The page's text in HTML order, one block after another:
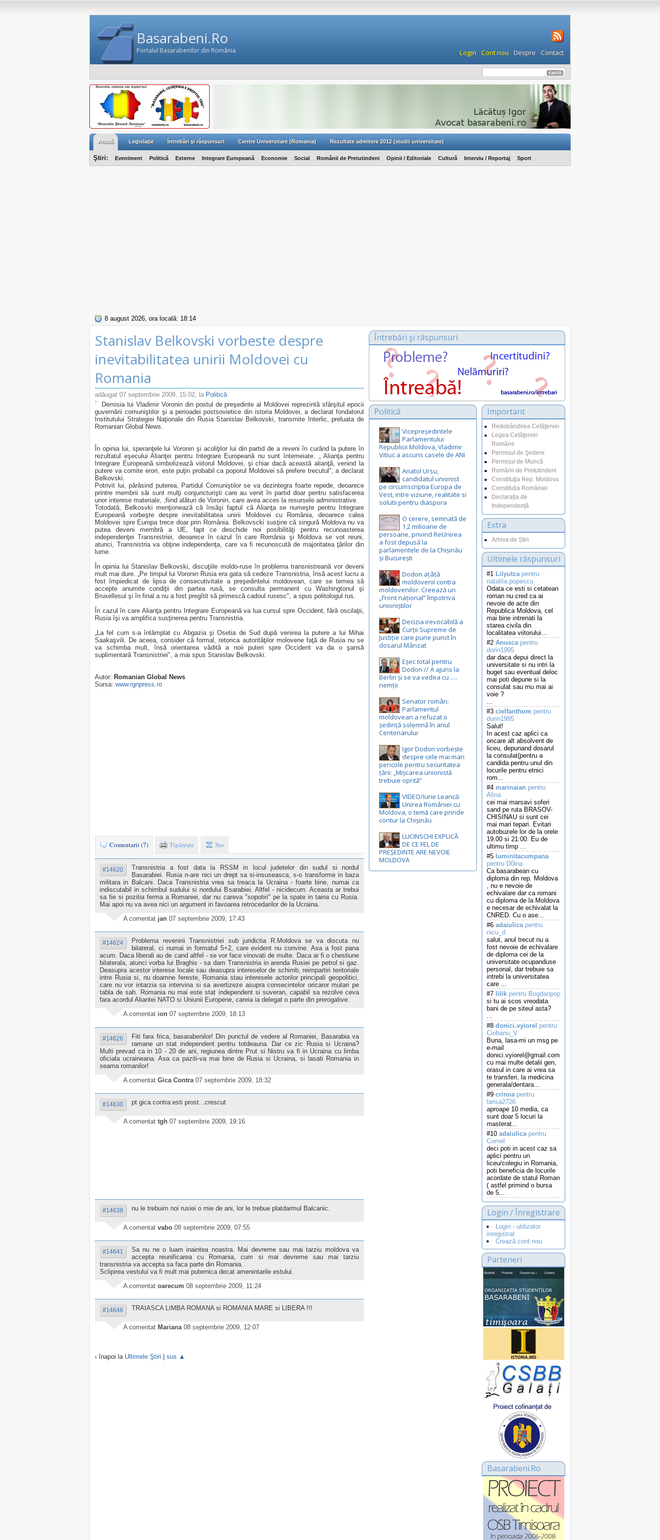
Basarabeni.Ro
Portalul Basarabenilor din România Login Cont nou Despre Contact
Acasă Legislaţie Întrebări şi răspunsuri Centre Universitare (Romania) Rezultate admitere 2012 (studii universitare)
Ştiri: Eveniment Politică Externe Integrare Europeană Economie Social Românii de Pretutindeni Opinii / Editoriale Cultură Interviu / Reportaj Sport
8 august 2026, ora locală: 18:14
Stanislav Belkovski vorbeste despre
inevitabilitatea unirii Moldovei cu
Romania
adăugat 07 septembrie 2009, 15:02, la Politică
Demisia lui Vladimir Voronin din postul de preşedinte al Moldovei reprezintă sfârşitul epocii
guvernării comuniştilor şi a perioadei postsovietice din istoria Moldovei, a declarat fondatorul
Institutului Strategiei Naţionale din Rusia Stanislav Belkovski, transmite Interlic, preluata de
Romanian Global News.
În opinia lui, speranţele lui Voronin şi acoliţilor lui din partid de a reveni în curând la putere în
rezultatul eşecului Alianţei pentru Integrare Europeană nu sunt întemeiate. „ Alianţa pentru
Integrare Europeană simbolizează viitorul Moldovei, şi chiar dacă această alianţă, venind la
putere va comite erori, este puţin probabil ca poporul Moldovei să prefere trecutul", a declarat
Belkovski.
Potrivit lui, părăsind puterea, Partidul Comuniştilor se va dezintegra foarte repede, deoarece
printre membrii săi sunt mulţi conjuncturişti care au venit în partid doar pentru satisfacerea
unor interese materiale, ,fiind alături de Voronin, care avea acces la resursele administrative.
Totodată, Belkosvki menţionează că însăşi faptul că Alianţa se numeşte pentru Integrare
Europeană vorbeşte despre inevitabilitatea unirii Moldovei cu România, deoarece calea
Moldovei spre Europa trece doar prin România. Belkovscki susţine că singură Moldova nu va
putea deveni membră a UE, fapt ce deschide noi posibilităţi pentru recunoasterea
independenţei Transnistriei, deoarece în cazul în care România şi Moldova se vot reuni,
atunci, Transnistria va obţine independenţa, care va fi recunoscută de majoritatea ţărilor din
lume.
În opinia lui Stanislav Belkovski, discuţiile moldo-ruse în problema transnistreană vor deveni
mult mai dure. „Pe timpul lui Voronin Rusia era gata să cedeze Transnistria, însă acest lucru a
fost împiedicat de lipsa de consecutivitate a preşedintelui moldovean, care se temea să
accepte anumite condiţii din partea rusă, se consulta permanent cu Washingtonul şi
Bruxellesul şi în final a nu a fost pregîtit să primescă cadoul rusesc", a spus politologul rus.
În cazul în care Alianţa pentru Integrare Europeană va lua cursul spre Occident, fără oscilaţii,
Rusia îşi va amplifica susţinerea pentru Transnistria.
„La fel cum s-a întâmplat cu Abgazia şi Osetia de Sud după venirea la putere a lui Mihai
Saakaşvili. De aceea, consider că formal, retorica autorităţilor molovene faţă de Rusia nu se
va schimba mult, însă orientarea vădită a noii puteri spre Occident va da o şansă
suplimentară Transnistriei", a mai spus Stanislav Belkovski.
Autor: Romanian Global News
Sursa: www.rgnpress.ro
Comentarii (7) Tipăreşte Sus
#14620
Transnistria a fost data la RSSM in locul judetelor din sudul si nordul
Basarabiei. Rusia n-are nici un drept sa si-insuseasca, s-o transforme in baza
militara in Balcani. Daca Transnistria vrea sa treaca la Ucraina - foarte bine, numai ca
indiscutabil in schimbul sudului si nordului Bsarabiei. Altfel - nicidecum. Aceasta ar trebui
sa fie si pozitia ferma a Romaniei, dar nu careva "sopotiri" pe la spate in taina cu Rusia.
Mai apoi nu va avea nici un argument in favoarea retrocedarilor de la Ucraina.
A comentat jan 07 septembrie 2009, 17:43
#14624
Problema revenirii Transnistriei sub juridictia R.Moldova se va discuta nu
bilateral, ci numai in formatul 5+2, care evident nu convine. Asa a fost pana
acum. Daca liberali au de cand altfel - se vor face vinovati de multe. Daca ar fi o chestiune
bilaterala, atunci vorba lui Braghis - sa dam Transnistria in arenda Rusiei pe petrol si gaz.
Deasupra acestor interese locale sau deasupra intereselor de schimb, reimpartiri teritoriale
intre Rusia si, nu doamne fereste, Romania stau interesele actorilor principali geopolitici,
care nu vor intarzia sa intervina si sa avertizeze asupra consecintelor oricaror mutari pe
tabla de sah. Romania nu mai este stat independent si suveran, capabil sa rezolve ceva
fara acordul Aliantei NATO si Uniunii Europene, careia ia delegat o parte din prerogative.
A comentat ion 07 septembrie 2009, 18:13
#14626
Fiti fara frica, basarabenilor! Din punctul de vedere al Romaniei, Basarabia va
ramane un stat independent pentru totdeauna. Dar ce zic Rusia si Ucraina?
Multi prevad ca in 10 - 20 de ani, regiunea dintre Prut si Nistru va fi in Ucraina cu limba
oficiala ucraineana. Asa ca paziti-va mai bine de Rusia si Ucraina, si lasati Romania in
seama romanilor!
A comentat Gica Contra 07 septembrie 2009, 18:32
#14630 pt gica contra:esti prost...crescut
A comentat tgh 07 septembrie 2009, 19:16
#14638 nu le trebuim noi rusiei o mie de ani, lor le trebue platdarmul Balcanic.
A comentat vabo 08 septembrie 2009, 07:55
#14641
Sa nu ne o luam inaintea noastra. Mai devreme sau mai tarziu moldova va
accepta reunificarea cu Romania, cum si mai devreme sau mai tarziu
transnistria va accepta sa faca parte din Romania.
Sclipirea vestului va fi mult mai puternica decat amenintarile estului.
A comentat oarecum 08 septembrie 2009, 11:24
#14646 TRAIASCA LIMBA ROMANA si ROMANIA MARE si LIBERA !!!
A comentat Mariana 08 septembrie 2009, 12:07
‹ înapoi la Ultimele Ştiri | sus ▲
Întrebări şi răspunsuri
Important
Redobândirea Cetăţeniei
Legea Cetăţeniei
Române
Permisul de Şedere
Permisul de Muncă
Românii de Pretutindeni
Constituţia Rep. Moldova
Constituția României
Declarația de
Independență
Extra
Arhiva de Știri
Ultimele răspunsuri
#1 Lilyutzapentru
natalita.popescu
Odata ce esti si cetatean
roman nu cred ca ai
nevoie de acte din
Republica Moldova, cel
mai bine intrenati la
starea civila din
localitatea viitorului...
#2 Anuscapentru
dorin1995
dar daca depui direct la
universitate si nu intri la
buget sau eventual deloc
mai poti depune si la
consulat sau mu mai ai
voie ?
...
#3 cielfanthom pentru
dorin1995
Salut!
In acest caz aplici ca
oricare alt absolvent de
liceu, depunand dosarul
la consulat(pentru a
candida pentru unul din
locurile pentru etnici
rom...
#4 marinaian pentru
Alina
cei mai marsavi soferi
sand pe ruta BRASOV-
CHISINAU si sunt cei
mai mari tepari. Evitari
autobuzele lor de la orele
19:00 si 21:00. Eu de
ultimu timp ...
#5 luminitacumpana
pentru D0ina
Ca basarabean cu
diploma din rep. Moldova
, nu e nevoie de
echivalare dar ca romani
cu diploma de la Moldova
e necesar de echivalat la
CNRED. Cu o ase...
#6 adaiulicapentru
nicu_d
salut, anul trecut nu a
fost nevoie de echivalare
de diploma cei de la
universitate ocupanduse
personal, dar trebuie sa
intrebi la universitatea
care ...
#7 lilik pentru Bogdanpop
si tu ai scos vreodata
bani de pe siteul asta?
...
#8 donici.vyiorel pentru
Ciobanu_V
Buna, lasa-mi un msg pe
e-mail
donici.vyiorel@gmail.com
cu mai multe detalii gen,
orasul in care ai vrea sa
te transferi, la medicina
generala/dentara...
#9 crinnapentru
larisa2726
aproape 10 media, ca
sunt doar 5 locuri la
masterat...
#10 adaiulicapentru
Cornel
deci poti in acest caz sa
aplici pentru un
liceu/colegiu in Romania,
poti beneficia de locurile
acordate de statul Roman
( astfel primind o bursa
de 5...
Login / Înregistrare
Login - utilizator
inregistrat
Crează cont nou
Parteneri
Basarabeni.Ro
Politică
Vicepreședintele
Parlamentului
Republicii Moldova, Vladimir
Vitiuc a ascuns casele de ANI
Anatol Ursu,
candidatul unionist
pe circumscriptia Europa de
Vest, intre viziune, realitate si
solutii pentru diaspora
O cerere, semnată de
1,2 milioane de
persoane, privind ReUnirea
a fost depusă la
parlamentele de la Chișinău
și București
Dodon ațâță
moldovenii contra
moldovenilor. Creează un
„Front național” împotriva
unioniștilor
Decizia irevocabilă a
Curții Supreme de
Justiție care pune punct în
dosarul Mânzat
Eșec total pentru
Dodon // A ajuns la
Berlin și se va vedea cu ….
nemții
Senator român:
Parlamentul
moldovean a refuzat o
ședință solemnă în anul
Centenarului
Igor Dodon vorbește
despre cele mai mari
pericole pentru securitatea
țării: „Mișcarea unionistă
trebuie oprită”
VIDEO/Iurie Leancă:
Unirea României cu
Moldova, o temă care prinde
contur la Chișinău
LUCINSCHI EXPLICĂ
DE CE FEL DE
PREȘEDINTE ARE NEVOIE
MOLDOVA